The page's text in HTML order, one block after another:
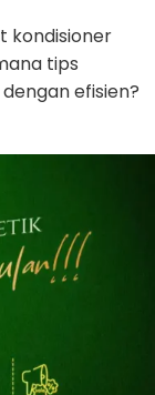
kondisioner
tips
efisien?